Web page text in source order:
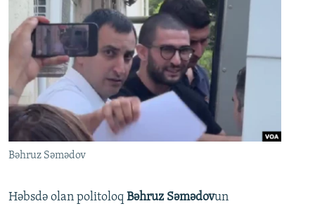
Bəhruz Səmədov
Həbsdə olan politoloq Bəhruz Səmədovun